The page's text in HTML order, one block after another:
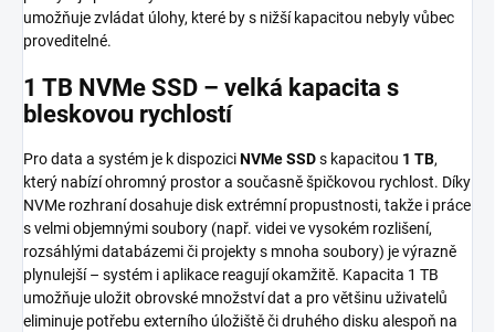
umožňuje zvládat úlohy, které by s nižší kapacitou nebyly vůbec
proveditelné.
1 TB NVMe SSD – velká kapacita s
bleskovou rychlostí
Pro data a systém je k dispoziciNVMe SSDs kapacitou 1 TB,
který nabízí ohromný prostor a současně špičkovou rychlost. Díky
NVMe rozhraní dosahuje disk extrémní propustnosti, takže i práce
s velmi objemnými soubory (např. videi ve vysokém rozlišení,
rozsáhlými databázemi či projekty s mnoha soubory) je výrazně
plynulejší – systém i aplikace reagují okamžitě. Kapacita 1 TB
umožňuje uložit obrovské množství dat a pro většinu uživatelů
eliminuje potřebu externího úložiště či druhého disku alespoň na